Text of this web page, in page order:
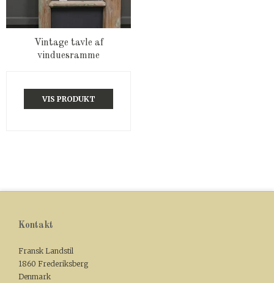
Vintage tavle af
vinduesramme
VIS PRODUKT
Kontakt
Fransk Landstil
1860 Frederiksberg
Denmark